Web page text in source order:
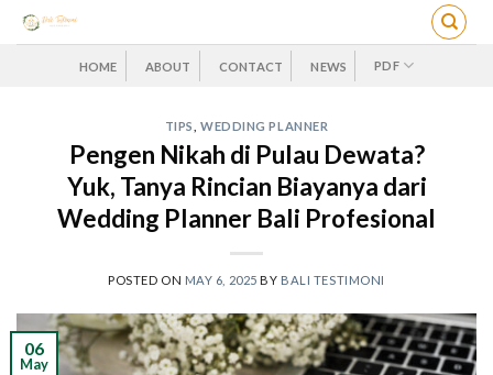
Skip
HOME ABOUT CONTACT NEWS PDF
TIPS WEDDING PLANNER
Pengen Nikah di Pulau Dewata?
Yuk, Tanya Rincian Biayanya dari
Wedding Planner Bali Profesional
POSTED ON MAY 6, 2025 BY BALI TESTIMONI
06
May